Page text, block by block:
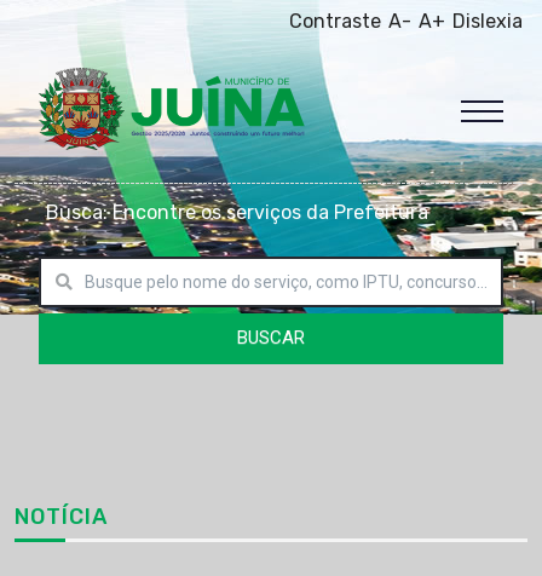
Contraste A- A+ Dislexia
Busca: Encontre os serviços da Prefeitura
BUSCAR
NOTÍCIA